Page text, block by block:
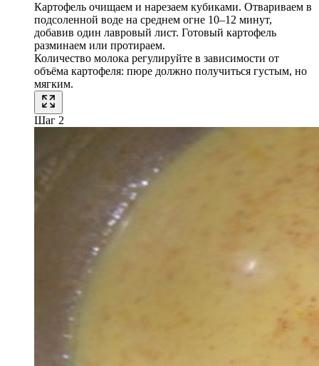
Картофель очищаем и нарезаем кубиками. Отвариваем в
подсоленной воде на среднем огне 10–12 минут,
добавив один лавровый лист. Готовый картофель
разминаем или протираем.
Количество молока регулируйте в зависимости от
объёма картофеля: пюре должно получиться густым, но
мягким.
Шаг 2